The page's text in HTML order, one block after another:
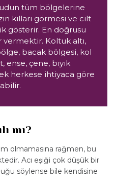
tüm bölgelerine
kılları görmesi ve cilt
gösterir. En doğrusu
vermektir. Koltuk altı,
bacak bölgesi, kol
ense, çene, bıyık
herkese ihtiyaca göre
mı?
olmamasına rağmen, bu
Acı eşiği çok düşük bir
söylense bile kendisine